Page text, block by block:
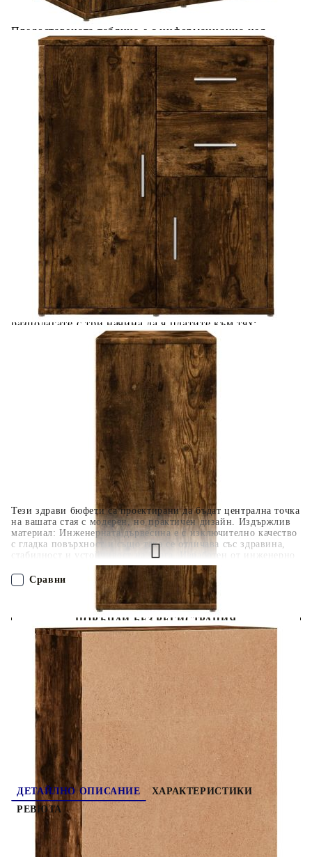
Тези здрави бюфети са проектирани да бъдат централна точка
на вашата стая с модерен, но практичен дизайн. Издържлив
материал: Инженерната дървесина е с изключително качество
с гладка повърхност и също така се отличава със здравина,
стабилност и устойчивост на влага. Изработен от инженерно
дърво, шкафът за съхранение се почиства лесно с влажна
кърпа.Достатъчно място за съхранение: Този сайдборд
предлага удобно място за съхранение за вашите списания,
книги, дистанционни управления и други дребни предмети,
добре организирани и достъпни.Широко приложение: Плотът
на този сайдборд осигурява повече място за поставяне на
предмети, като мобилни телефони, книги, лампи и др.
Внимание:За да предотвратите преобръщане, този продукт
трябва да се използва с анкер за закрепване към стена (не е
предоставено).
Предоставената таблица е с информационна цел.
Добавете продукта в количката си с бутона "Добави в
количката" и при поръчка ще можете да изберете броя
вноски на кредита.
Предоставената таблица е с информационна цел.
Добавете продукта в количката си с бутона "Добави в
количката" и при поръчка ще можете да изберете броя
вноски на кредита.
Предоставената таблица е с информационна цел.
Добавете продукта в количката си с бутона "Добави в
количката" и при поръчка ще можете да изберете броя
вноски на кредита.
Предоставената таблица е с информационна цел.
Добавете продукта в количката си с бутона "Добави в
количката" и при поръчка ще можете да изберете броя
вноски на кредита.
Когато плащате с NewPay, всъщност NewPay плаща
поръчката Ви вместо Вас. Вие я получавате и
разполагате с три начина да я платите към тях:
Отложено до 30 дни от момента на изпращане на
поръчката без оскъпяване. За покупки на стойност до
Плащане на 4 вноски. Заплащате 20% от стойността на
поръчката си на момента с карта. Останалата сума се
разделя на 3 равни месечни вноски без оскъпяване. За
покупки на стойност до 1000 лв. / €511.31
Плащане на 6 вноски. Стойността на поръчката се
разпределя в 6 равни месечни вноски с оскъпяване. За
покупки на стойност до 2000 лв. / €1022.61
ПОРЪЧАЙ БЕЗ РЕГИСТРАЦИЯ
Наш представител ще се свърже с Вас в рамките на работния ден!
3276564 43.780
Оцени продукта
Сравни
ДЕТАЙЛНО ОПИСАНИЕ
ХАРАКТЕРИСТИКИ
РЕВЮТА
Тези здрави бюфети са проектирани да бъдат
централна точка на вашата стая с модерен, но